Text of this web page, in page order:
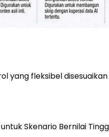
yang fleksibel
Skenario Bernilai